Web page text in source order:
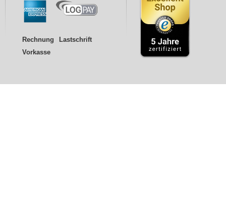
Rechnung
Lastschrift
Vorkasse